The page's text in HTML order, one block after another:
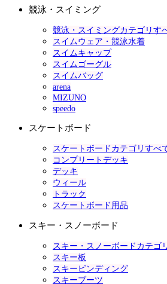
競泳・スイミング
競泳・スイミングカテゴリす
スイムウェア・競泳水着
スイムキャップ
スイムゴーグル
スイムバッグ
arena
MIZUNO
speedo
スケートボード
スケートボードカテゴリすべ
コンプリートデッキ
デッキ
ウィール
トラック
スケートボード用品
スキー・スノーボード
スキー・スノーボードカテゴ
スキー板
スキービンディング
スキーブーツ